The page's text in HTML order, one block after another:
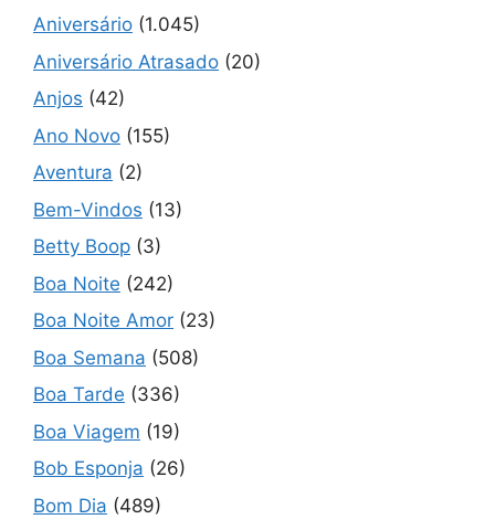
Aniversário (1.045)
Aniversário Atrasado (20)
Anjos (42)
Ano Novo (155)
Aventura (2)
Bem-Vindos (13)
Betty Boop (3)
Boa Noite (242)
Boa Noite Amor (23)
Boa Semana (508)
Boa Tarde (336)
Boa Viagem (19)
Bob Esponja (26)
Bom Dia (489)